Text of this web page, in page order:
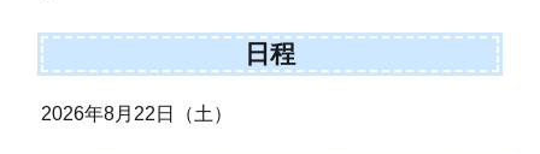
日程
2026年8月22日（土）